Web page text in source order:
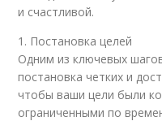
и счастливой.
1. Постановка целей
Одним из ключевых
постановка четких и
чтобы ваши цели были
ограниченными по